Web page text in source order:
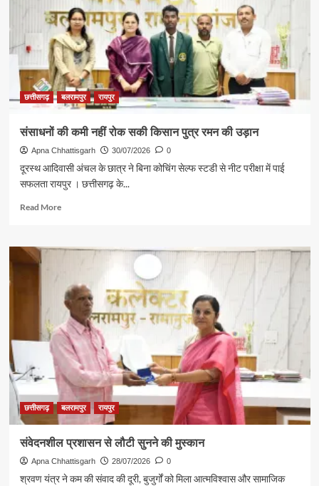
बड़ी
कार्रवाई
छत्तीसगढ़ बलरामपुर रायपुर
संसाधनों की कमी नहीं रोक सकी किसान पुत्र रमन की उड़ान
Apna Chhattisgarh 30/07/2026 0
दूरस्थ आदिवासी अंचल के छात्र ने बिना कोचिंग सेल्फ स्टडी से नीट परीक्षा में पाई
सफलता रायपुर । छत्तीसगढ़ के...
Read MoreRead
संसाधनों
नहीं
रोक
सकी
किसान
पुत्र
रमन
उड़ान
छत्तीसगढ़ बलरामपुर रायपुर
संवेदनशील प्रशासन से लौटी सुनने की मुस्कान
Apna Chhattisgarh 28/07/2026 0
श्रवण यंत्र ने कम की संवाद की दूरी, बुजुर्गों को मिला आत्मविश्वास और सामाजिक